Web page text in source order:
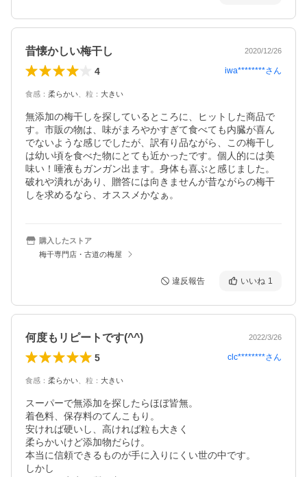
昔懐かしい梅干し 2020/12/26
4 iwa********さん
食感 ： 柔らかい 粒 ： 大きい
無添加の梅干しを探しているところに、ヒットした商品で
す。市販の物は、味がまろやかすぎて食べても内臓が喜ん
でないような感じでしたが、訳有り品ながら、この梅干し
は幼い頃を食べた物にとても近かったです。個人的には美
味い！唾液もガンガン出ます。身体も喜ぶと感じました。
破れや潰れがあり、贈答には向きませんが昔ながらの梅干
しを求めるなら、オススメかなぁ。
購入したストア
梅干専門店・古道の梅屋
違反報告 いいね 1
何度もリピートです(^^) 2022/3/26
5 clc********さん
食感 ： 柔らかい 粒 ： 大きい
スーパーで無添加を探したらほぼ皆無。
着色料、保存料のてんこもり。
安ければ硬いし、高ければ粒も大きく
柔らかいけど添加物だらけ。
本当に信頼できるものが手に入りにくい世の中です。
しかし